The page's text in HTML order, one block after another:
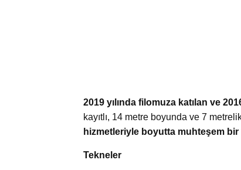
2019 yılında filomuza katılan ve
kayıtlı, 14 metre boyunda ve 7
hizmetleriyle boyutta muhteşem
Tekneler